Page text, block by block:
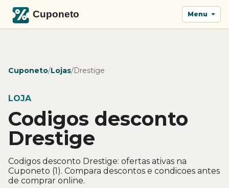
Menu
Cuponeto/Lojas/Drestige
LOJA
Codigos desconto
Drestige
Codigos desconto Drestige: ofertas ativas na
Cuponeto (1). Compara descontos e condicoes antes
de comprar online.